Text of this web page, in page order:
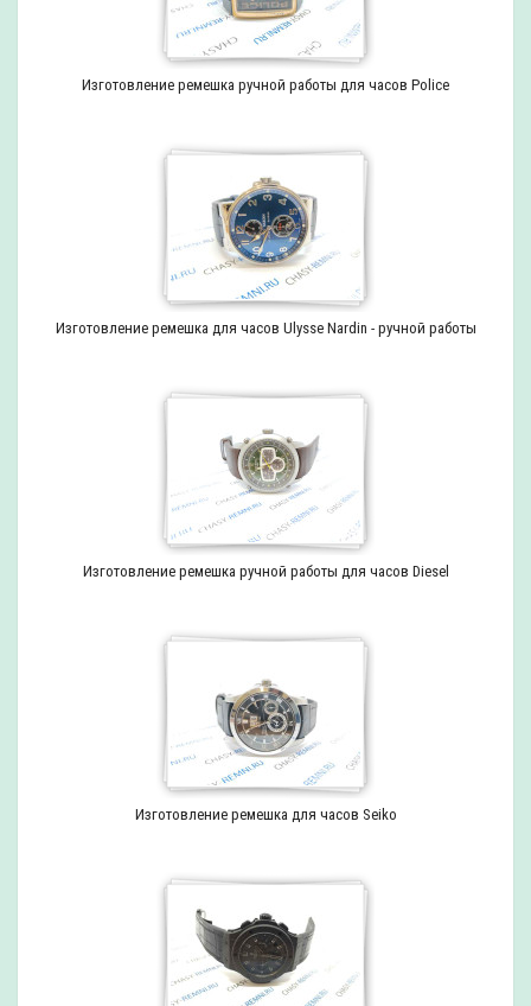
Изготовление ремешка ручной работы для часов Police
Изготовление ремешка для часов Ulysse Nardin - ручной работы
Изготовление ремешка ручной работы для часов Diesel
Изготовление ремешка для часов Seiko